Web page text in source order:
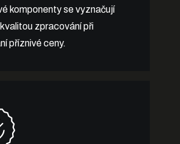
komponenty se vyznačují
zpracování při
příznivé ceny.